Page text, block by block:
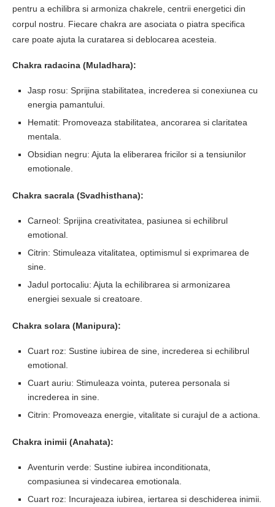
pentru a echilibra si armoniza chakrele, centrii energetici din
corpul nostru. Fiecare chakra are asociata o piatra specifica
care poate ajuta la curatarea si deblocarea acesteia.
Chakra radacina (Muladhara):
Jasp rosu: Sprijina stabilitatea, increderea si conexiunea cu
energia pamantului.
Hematit: Promoveaza stabilitatea, ancorarea si claritatea
mentala.
Obsidian negru: Ajuta la eliberarea fricilor si a tensiunilor
emotionale.
Chakra sacrala (Svadhisthana):
Carneol: Sprijina creativitatea, pasiunea si echilibrul
emotional.
Citrin: Stimuleaza vitalitatea, optimismul si exprimarea de
sine.
Jadul portocaliu: Ajuta la echilibrarea si armonizarea
energiei sexuale si creatoare.
Chakra solara (Manipura):
Cuart roz: Sustine iubirea de sine, increderea si echilibrul
emotional.
Cuart auriu: Stimuleaza vointa, puterea personala si
increderea in sine.
Citrin: Promoveaza energie, vitalitate si curajul de a actiona.
Chakra inimii (Anahata):
Aventurin verde: Sustine iubirea inconditionata,
compasiunea si vindecarea emotionala.
Cuart roz: Incurajeaza iubirea, iertarea si deschiderea inimii.